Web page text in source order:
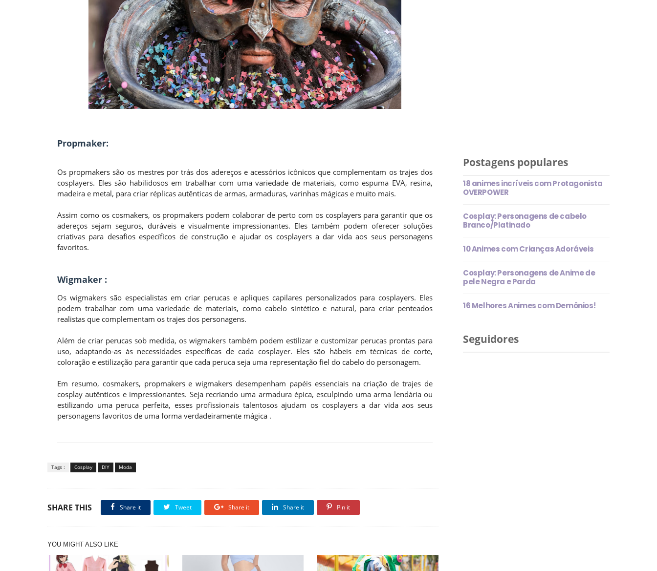
Propmaker:
Os propmakers são os mestres por trás dos adereços e acessórios icônicos que complementam os trajes dos
cosplayers. Eles são habilidosos em trabalhar com uma variedade de materiais, como espuma EVA, resina,
madeira e metal, para criar réplicas autênticas de armas, armaduras, varinhas mágicas e muito mais.
Assim como os cosmakers, os propmakers podem colaborar de perto com os cosplayers para garantir que os
adereços sejam seguros, duráveis e visualmente impressionantes. Eles também podem oferecer soluções
criativas para desafios específicos de construção e ajudar os cosplayers a dar vida aos seus personagens
favoritos.
Wigmaker :
Os wigmakers são especialistas em criar perucas e apliques capilares personalizados para cosplayers. Eles
podem trabalhar com uma variedade de materiais, como cabelo sintético e natural, para criar penteados
realistas que complementam os trajes dos personagens.
Além de criar perucas sob medida, os wigmakers também podem estilizar e customizar perucas prontas para
uso, adaptando-as às necessidades específicas de cada cosplayer. Eles são hábeis em técnicas de corte,
coloração e estilização para garantir que cada peruca seja uma representação fiel do cabelo do personagem.
Em resumo, cosmakers, propmakers e wigmakers desempenham papéis essenciais na criação de trajes de
cosplay autênticos e impressionantes. Seja recriando uma armadura épica, esculpindo uma arma lendária ou
estilizando uma peruca perfeita, esses profissionais talentosos ajudam os cosplayers a dar vida aos seus
personagens favoritos de uma forma verdadeiramente mágica .
Tags : Cosplay DIY Moda
SHARE THIS Share it Tweet Share it Share it Pin it
YOU MIGHT ALSO LIKE
Postagens populares
18 animes incríveis com Protagonista
OVERPOWER
Cosplay: Personagens de cabelo
Branco/Platinado
10 Animes com Crianças Adoráveis
Cosplay: Personagens de Anime de
pele Negra e Parda
16 Melhores Animes com Demônios!
Seguidores